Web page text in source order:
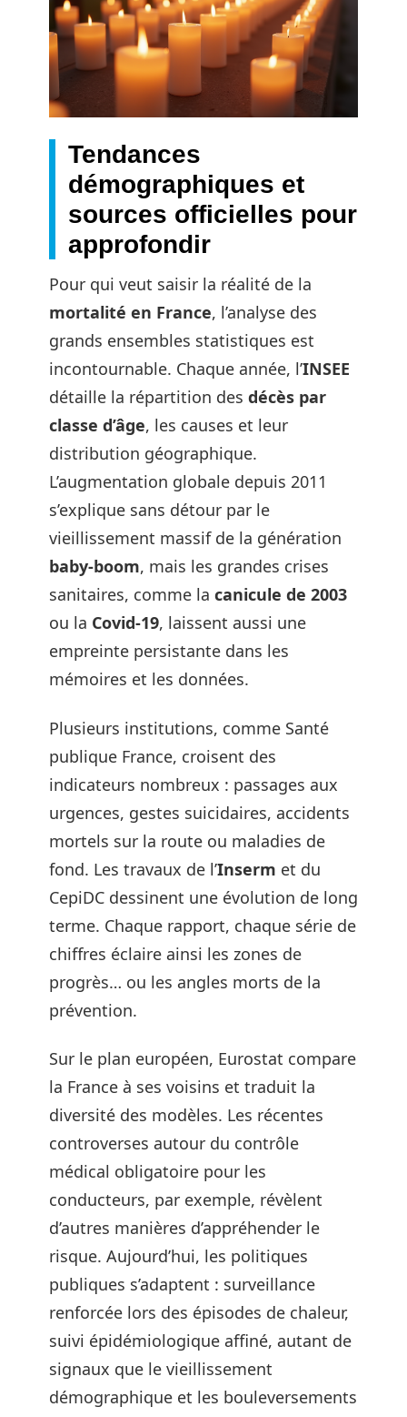
Tendances
démographiques et
sources officielles pour
approfondir
Pour qui veut saisir la réalité de la
mortalité en France, l’analyse des
grands ensembles statistiques est
incontournable. Chaque année, l’INSEE
détaille la répartition des décès par
classe d’âge, les causes et leur
distribution géographique.
L’augmentation globale depuis 2011
s’explique sans détour par le
vieillissement massif de la génération
baby-boom, mais les grandes crises
sanitaires, comme la canicule de 2003
ou la Covid-19, laissent aussi une
empreinte persistante dans les
mémoires et les données.
Plusieurs institutions, comme Santé
publique France, croisent des
indicateurs nombreux : passages aux
urgences, gestes suicidaires, accidents
mortels sur la route ou maladies de
fond. Les travaux de l’Inserm et du
CepiDC dessinent une évolution de long
terme. Chaque rapport, chaque série de
chiffres éclaire ainsi les zones de
progrès… ou les angles morts de la
prévention.
Sur le plan européen, Eurostat compare
la France à ses voisins et traduit la
diversité des modèles. Les récentes
controverses autour du contrôle
médical obligatoire pour les
conducteurs, par exemple, révèlent
d’autres manières d’appréhender le
risque. Aujourd’hui, les politiques
publiques s’adaptent : surveillance
renforcée lors des épisodes de chaleur,
suivi épidémiologique affiné, autant de
signaux que le vieillissement
démographique et les bouleversements